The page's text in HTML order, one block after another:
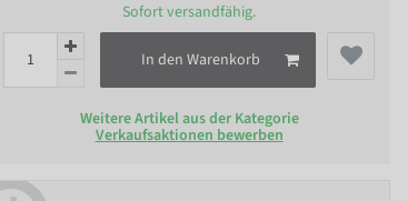
Sofort versandfähig.
In den Warenkorb
Weitere Artikel aus der Kategorie
Verkaufsaktionen bewerben